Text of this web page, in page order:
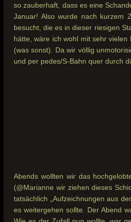
so zauberhaft, dass es eine
Januar! Also wurde nach kurzem
besucht, die es in dieser riesigen
hätte, wäre ich wohl mit sehr
(was sonst). Da wir völlig
und per pedes/S-Bahn quer durch
Abends wollten wir das
(@Marianne wir ziehen dieses
tatsächlich „Aufzeichnungen aus
es weitergehen sollte. Der Abend